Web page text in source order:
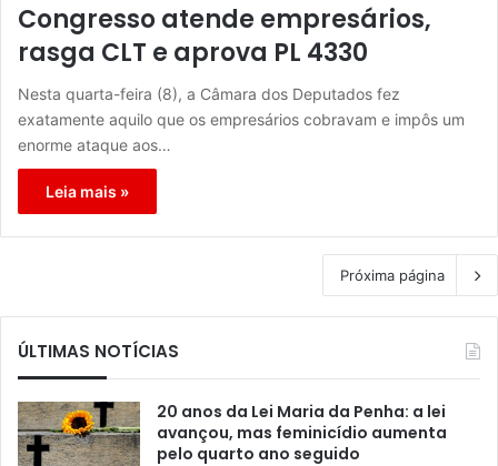
Congresso atende empresários,
rasga CLT e aprova PL 4330
Nesta quarta-feira (8), a Câmara dos Deputados fez
exatamente aquilo que os empresários cobravam e impôs um
enorme ataque aos…
Leia mais »
Próxima página
ÚLTIMAS NOTÍCIAS
20 anos da Lei Maria da Penha: a lei
avançou, mas feminicídio aumenta
pelo quarto ano seguido